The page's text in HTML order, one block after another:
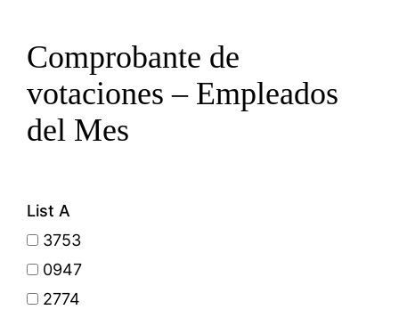
Comprobante de
votaciones – Empleados
del Mes
List A
3753
0947
2774